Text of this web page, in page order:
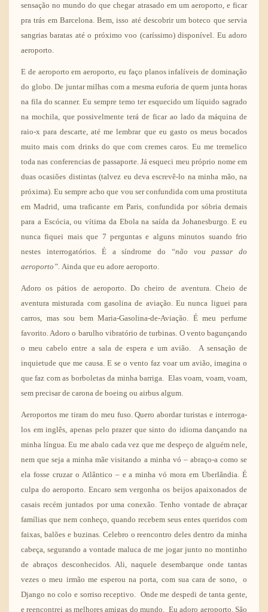
sensação no mundo do que chegar atrasado em um aeroporto, e ficar
pra trás em Barcelona. Bem, isso até descobrir um boteco que servia
sangrias baratas até o próximo voo (caríssimo) disponível. Eu adoro
aeroporto.
E de aeroporto em aeroporto, eu faço planos infalíveis de dominação
do globo. De juntar milhas com a mesma euforia de quem junta horas
na fila do scanner. Eu sempre temo ter esquecido um líquido sagrado
na mochila, que possivelmente terá de ficar ao lado da máquina de
raio-x para descarte, até me lembrar que eu gasto os meus bocados
muito mais com drinks do que com cremes caros. Eu me tremelico
toda nas conferencias de passaporte. Já esqueci meu próprio nome em
duas ocasiões distintas (talvez eu deva escrevê-lo na minha mão, na
próxima). Eu sempre acho que vou ser confundida com uma prostituta
em Madrid, uma traficante em Paris, confundida por sóbria demais
para a Escócia, ou vítima da Ebola na saída da Johanesburgo. E eu
nunca fiquei mais que 7 perguntas e alguns minutos suando frio
nestes interrogatórios. É a síndrome do
“não vou passar do
aeroporto”. Ainda que eu adore aeroporto.
Adoro os pátios de aeroporto. Do cheiro de aventura. Cheio de
aventura misturada com gasolina de aviação. Eu nunca liguei para
carros, mas sou bem Maria-Gasolina-de-Aviação. É meu perfume
favorito. Adoro o barulho vibratório de turbinas. O vento bagunçando
o meu cabelo entre a sala de espera e um avião. A sensação de
inquietude que me causa. E se o vento faz voar um avião, imagina o
que faz com as borboletas da minha barriga. Elas voam, voam, voam,
sem precisar de carona de boeing ou airbus algum.
Aeroportos me tiram do meu fuso. Quero abordar turistas e interroga-
los em inglês, apenas pelo prazer que sinto do idioma dançando na
minha língua. Eu me abalo cada vez que me despeço de alguém nele,
nem que seja a minha mãe visitando a minha vó – abraço-a como se
ela fosse cruzar o Atlântico – e a minha vó mora em Uberlândia. É
culpa do aeroporto. Encaro sem vergonha os beijos apaixonados de
casais recém juntados por uma conexão. Tenho vontade de abraçar
famílias que nem conheço, quando recebem seus entes queridos com
faixas, balões e buzinas. Celebro o reencontro deles dentro da minha
cabeça, segurando a vontade maluca de me jogar junto no montinho
de abraços desconhecidos. Ali, naquele desembarque onde tantas
vezes o meu irmão me esperou na porta, com sua cara de sono, o
Django no colo e sorriso receptivo. Onde medespedi de tanta gente,
e reencontrei as melhores amigas do mundo. Eu adoro aeroporto. São